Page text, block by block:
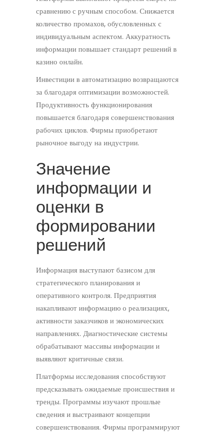
сравнению с ручным способом. Снижается
количество промахов, обусловленных с
индивидуальным аспектом. Аккуратность
информации повышает стандарт решений в
казино онлайн.
Инвестиции в автоматизацию возвращаются
за благодаря оптимизации возможностей.
Продуктивность функционирования
повышается благодаря совершенствования
рабочих циклов. Фирмы приобретают
рыночное выгоду на индустрии.
Значение
информации и
оценки в
формировании
решений
Информация выступают базисом для
стратегического планирования и
оперативного контроля. Предприятия
накапливают информацию о реализациях,
активности заказчиков и экономических
направлениях. Диагностические системы
обрабатывают массивы информации и
выявляют критичные связи.
Платформы исследования способствуют
предсказывать ожидаемые происшествия и
тренды. Программы изучают прошлые
сведения и выстраивают концепции
совершенствования. Фирмы программируют